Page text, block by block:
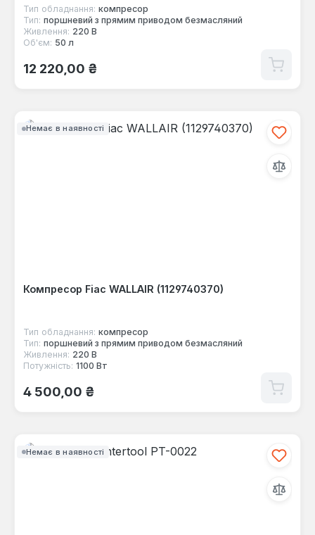
Тип обладнання: компресор
Тип: поршневий з прямим приводом безмасляний
Живлення: 220 В
Об'єм: 50 л
Звичайна ціна:
12 220,00 ₴
Немає в наявності
Компресор Fiac WALLAIR (1129740370)
Тип обладнання: компресор
Тип: поршневий з прямим приводом безмасляний
Живлення: 220 В
Потужність: 1100 Вт
Звичайна ціна:
4 500,00 ₴
Немає в наявності